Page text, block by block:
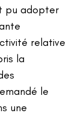
pu adopter
relative
la
le
une